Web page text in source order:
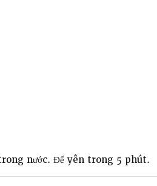
nước. Để yên trong 5 phút.